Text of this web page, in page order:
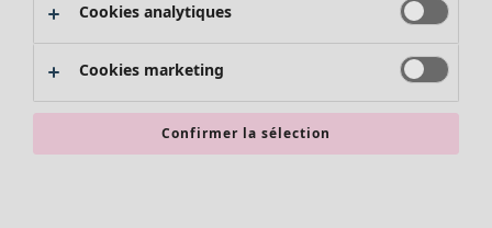
Promos SOLDES
Les promos de Gudrun Sjödén
Nouvel arrivage
Bonnes affaires en soldes - jusqu'à -70
Cookies analytiques
Cookies marketing
Confirmer la sélection